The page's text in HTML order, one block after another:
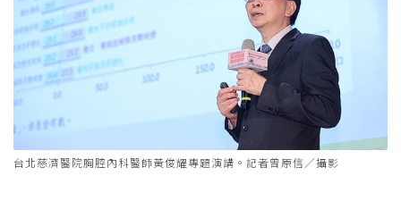
台北慈濟醫院胸腔內科醫師黃俊耀專題演講。記者曾原信／攝影